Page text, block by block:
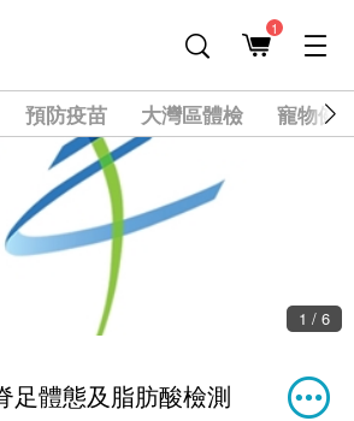
1
預防疫苗 大灣區體檢 寵物健
1 / 6
足體態及脂肪酸檢測